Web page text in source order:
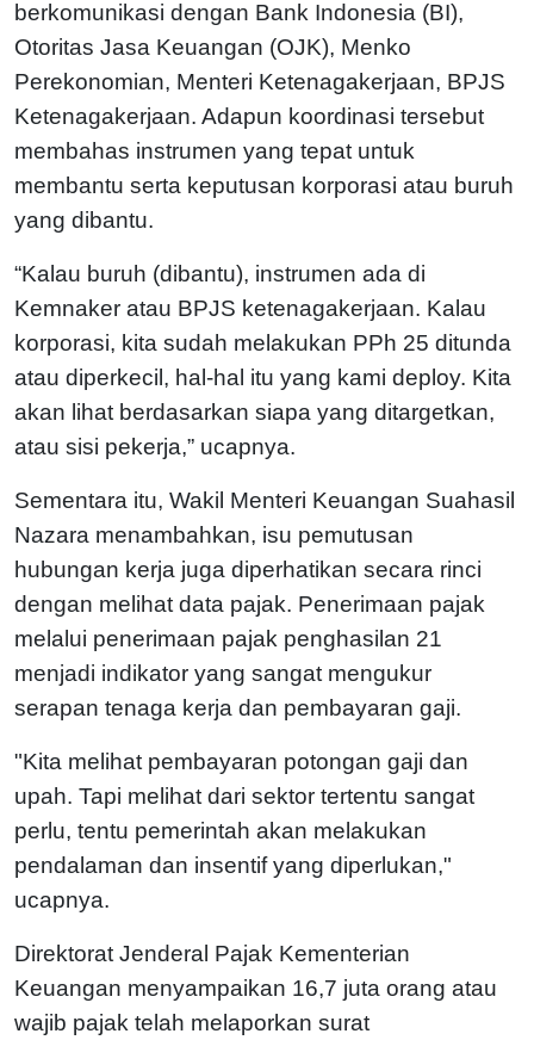
berkomunikasi dengan Bank Indonesia (BI),
Otoritas Jasa Keuangan (OJK), Menko
Perekonomian, Menteri Ketenagakerjaan, BPJS
Ketenagakerjaan. Adapun koordinasi tersebut
membahas instrumen yang tepat untuk
membantu serta keputusan korporasi atau buruh
yang dibantu.
“Kalau buruh (dibantu), instrumen ada di
Kemnaker atau BPJS ketenagakerjaan. Kalau
korporasi, kita sudah melakukan PPh 25 ditunda
atau diperkecil, hal-hal itu yang kami deploy. Kita
akan lihat berdasarkan siapa yang ditargetkan,
atau sisi pekerja,” ucapnya.
Sementara itu, Wakil Menteri Keuangan Suahasil
Nazara menambahkan, isu pemutusan
hubungan kerja juga diperhatikan secara rinci
dengan melihat data pajak. Penerimaan pajak
melalui penerimaan pajak penghasilan 21
menjadi indikator yang sangat mengukur
serapan tenaga kerja dan pembayaran gaji.
"Kita melihat pembayaran potongan gaji dan
upah. Tapi melihat dari sektor tertentu sangat
perlu, tentu pemerintah akan melakukan
pendalaman dan insentif yang diperlukan,"
ucapnya.
Direktorat Jenderal Pajak Kementerian
Keuangan menyampaikan 16,7 juta orang atau
wajib pajak telah melaporkan surat